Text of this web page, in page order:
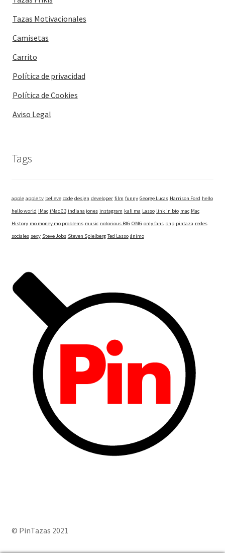
Tazas Motivacionales
Camisetas
Carrito
Política de privacidad
Política de Cookies
Aviso Legal
Tags
apple apple tv believe code design developer film funny George Lucas Harrison Ford hello
hello world iMac iMac G3 indiana jones instagram kali ma Lasso link in bio mac Mac
History mo money mo problems music notorious BIG OMG only fans php pintaza redes
sociales sexy Steve Jobs Steven Spielberg Ted Lasso ánimo
© PinTazas 2021